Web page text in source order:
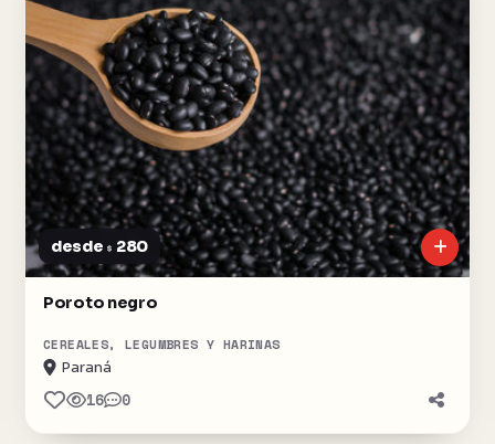
desde $ 280
Poroto negro
CEREALES, LEGUMBRES Y HARINAS
Paraná
16 0